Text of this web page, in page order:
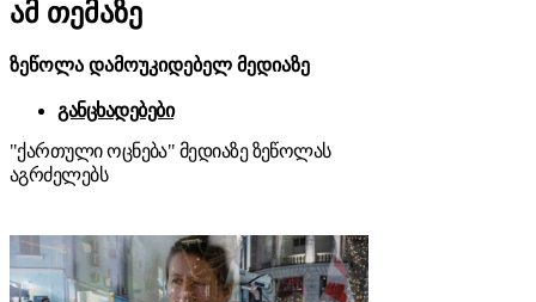
ამ თემაზე
ზეწოლა დამოუკიდებელ მედიაზე
განცხადებები
"ქართული ოცნება" მედიაზე ზეწოლას
აგრძელებს